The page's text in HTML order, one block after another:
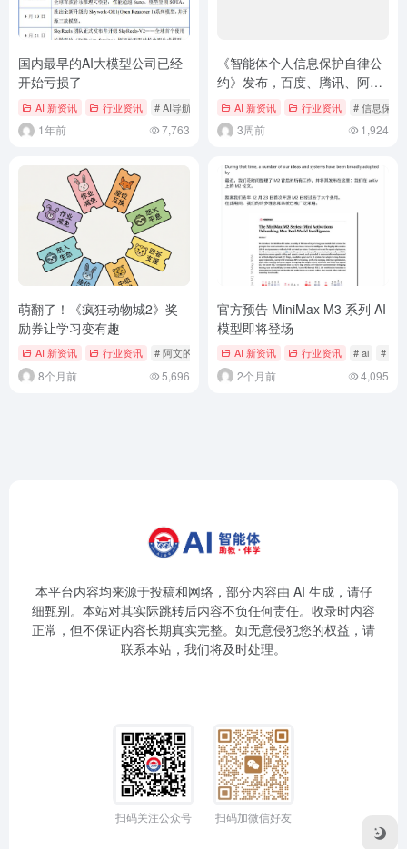
国内最早的AI大模型公司已经
开始亏损了
AI 新资讯 行业资讯 # AI导航 # AI导航网 # ai工具
1年前 7,763
《智能体个人信息保护自律公
约》发布，百度、腾讯、阿
里、火山引擎等 31 家企业首
批签署
AI 新资讯 行业资讯 # 信息保护
3周前 1,924
萌翻了！《疯狂动物城2》奖
励券让学习变有趣
AI 新资讯 行业资讯 # 阿文的AI与教学日记
8个月前 5,696
官方预告 MiniMax M3 系列 AI
模型即将登场
AI 新资讯 行业资讯 # ai #
2个月前 4,095
本平台内容均来源于投稿和网络，部分内容由 AI 生成，请仔
细甄别。本站对其实际跳转后内容不负任何责任。收录时内容
正常，但不保证内容长期真实完整。如无意侵犯您的权益，请
联系本站，我们将及时处理。
扫码关注公众号 扫码加微信好友